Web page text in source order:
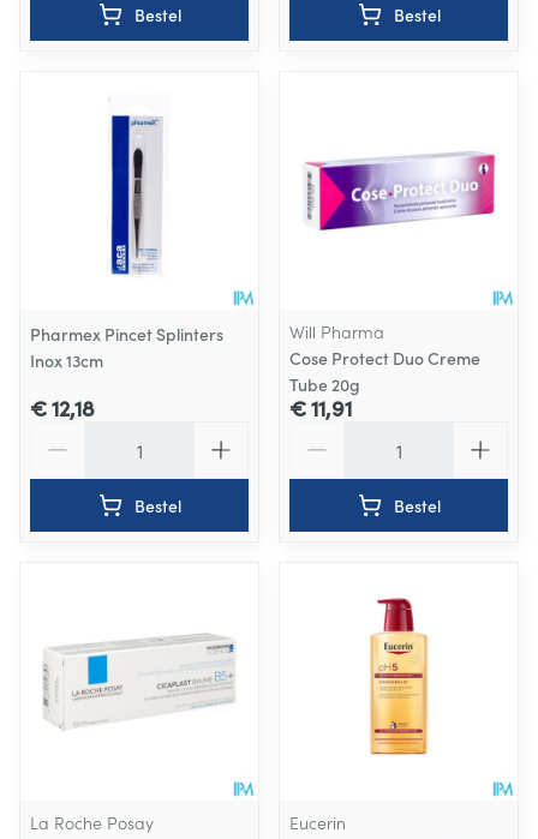
Bestel Bestel
Pharmex Pincet Splinters
Inox 13cm
€ 12,18
Bestel
Will Pharma
Cose Protect Duo Creme
Tube 20g
€ 11,91
Bestel
La Roche Posay
Eucerin